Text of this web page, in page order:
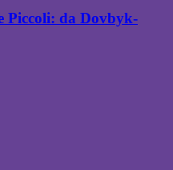
Piccoli: da Dovbyk-